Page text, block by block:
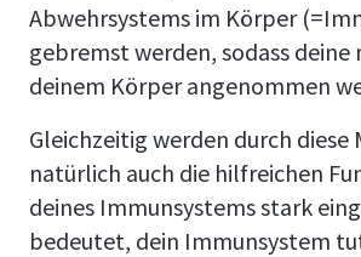
Abwehrsystems im Körper
gebremst werden, sodass deine
deinem Körper angenommen
Gleichzeitig werden durch diese
natürlich auch die hilfreichen
deines Immunsystems stark
bedeutet, dein Immunsystem